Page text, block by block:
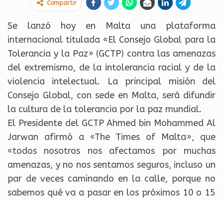
Compartir
Se lanzó hoy en Malta una plataforma
internacional titulada «El Consejo Global para la
Tolerancia y la Paz» (GCTP) contra las amenazas
del extremismo, de la intolerancia racial y de la
violencia intelectual. La principal misión del
Consejo Global, con sede en Malta, será difundir
la cultura de la tolerancia por la paz mundial.
El Presidente del GCTP Ahmed bin Mohammed Al
Jarwan afirmó a «The Times of Malta», que
«todos nosotros nos afectamos por muchas
amenazas, y no nos sentamos seguros, incluso un
par de veces caminando en la calle, porque no
sabemos qué va a pasar en los próximos 10 o 15